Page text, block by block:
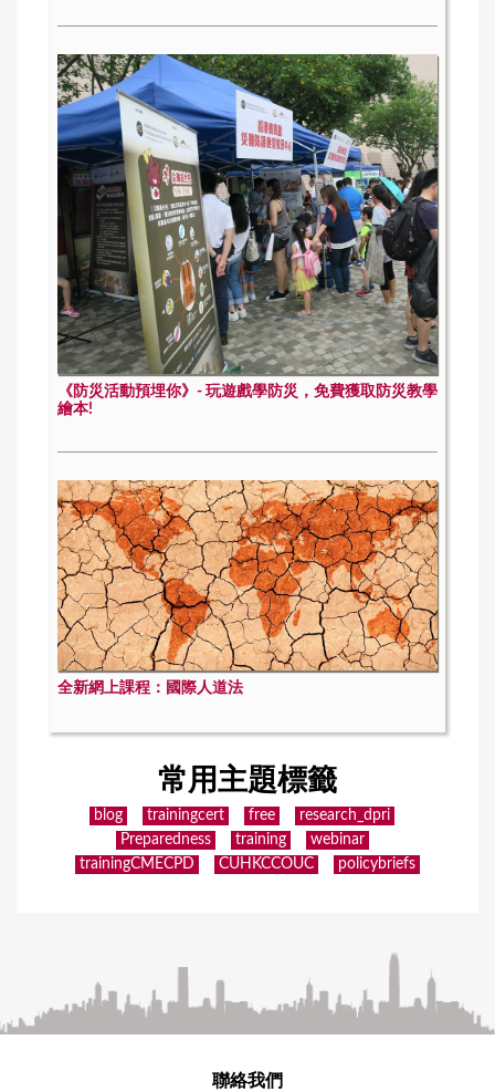
《防災活動預埋你》- 玩遊戲學防災，免費獲取防災教學
繪本!
全新網上課程：國際人道法
常用主題標籤
blog trainingcert free
research_dpri
Preparedness
training
webinar
trainingCMECPD
CUHKCCOUC policybriefs
聯絡我們